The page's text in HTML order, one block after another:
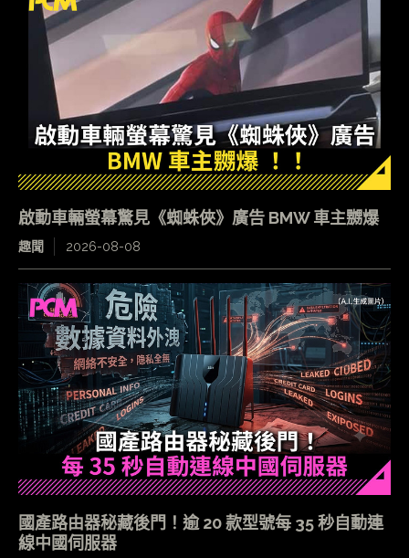
啟動車輛螢幕驚見《蜘蛛俠》廣告 BMW 車主嬲爆
趣聞 2026-08-08
國產路由器秘藏後門！逾 20 款型號每 35 秒自動連
線中國伺服器